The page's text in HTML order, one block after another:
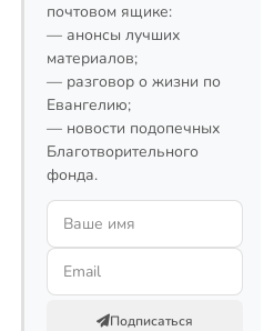
почтовом ящике:
— анонсы лучших
материалов;
— разговор о жизни по
Евангелию;
— новости подопечных
Благотворительного
фонда.
Подписаться